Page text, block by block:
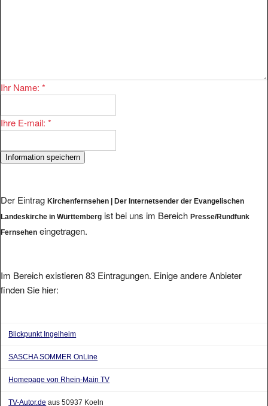
Ihr Name: *
Ihre E-mail: *
Der Eintrag Kirchenfernsehen | Der Internetsender der Evangelischen
Landeskirche in Württemberg ist bei uns im Bereich Presse/Rundfunk
Fernsehen eingetragen.
Im Bereich existieren 83 Eintragungen. Einige andere Anbieter
finden Sie hier:
Blickpunkt Ingelheim
SASCHA SOMMER OnLine
Homepage von Rhein-Main TV
TV-Autor.de aus 50937 Koeln